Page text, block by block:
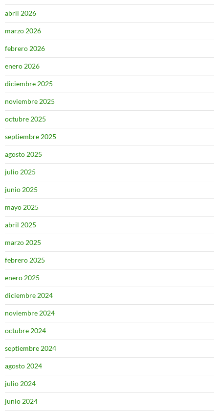
abril 2026
marzo 2026
febrero 2026
enero 2026
diciembre 2025
noviembre 2025
octubre 2025
septiembre 2025
agosto 2025
julio 2025
junio 2025
mayo 2025
abril 2025
marzo 2025
febrero 2025
enero 2025
diciembre 2024
noviembre 2024
octubre 2024
septiembre 2024
agosto 2024
julio 2024
junio 2024